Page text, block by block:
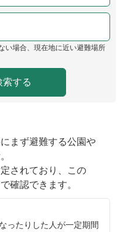
い場合、現在地に近い避難場所
まず避難する公園や
されており、この
確認できます。
ったりした人が一定期間